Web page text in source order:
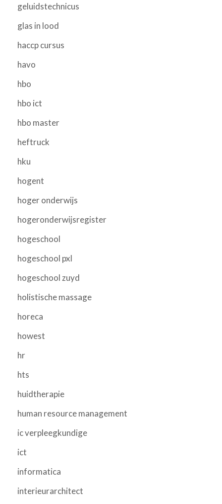
geluidstechnicus
glas in lood
haccp cursus
havo
hbo
hbo ict
hbo master
heftruck
hku
hogent
hoger onderwijs
hogeronderwijsregister
hogeschool
hogeschool pxl
hogeschool zuyd
holistische massage
horeca
howest
hr
hts
huidtherapie
human resource management
ic verpleegkundige
ict
informatica
interieurarchitect